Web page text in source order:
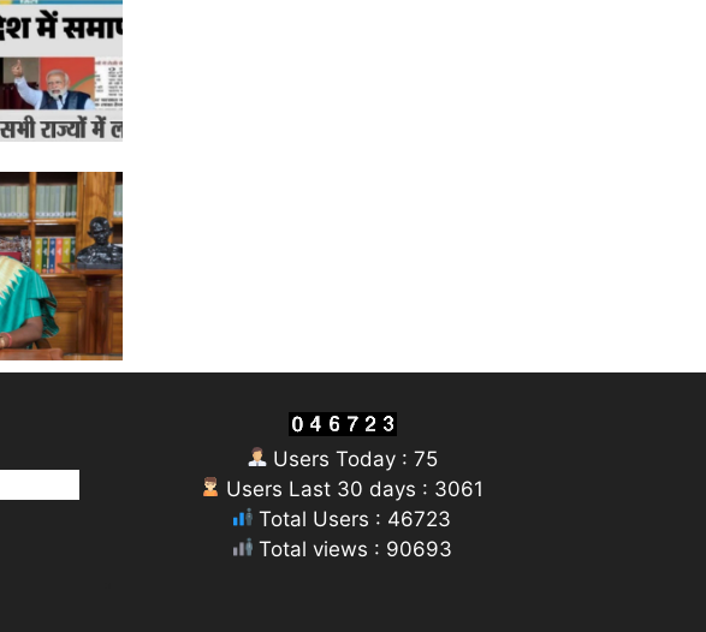
Users Today : 75
Users Last 30 days : 3061
Total Users : 46723
Total views : 90693